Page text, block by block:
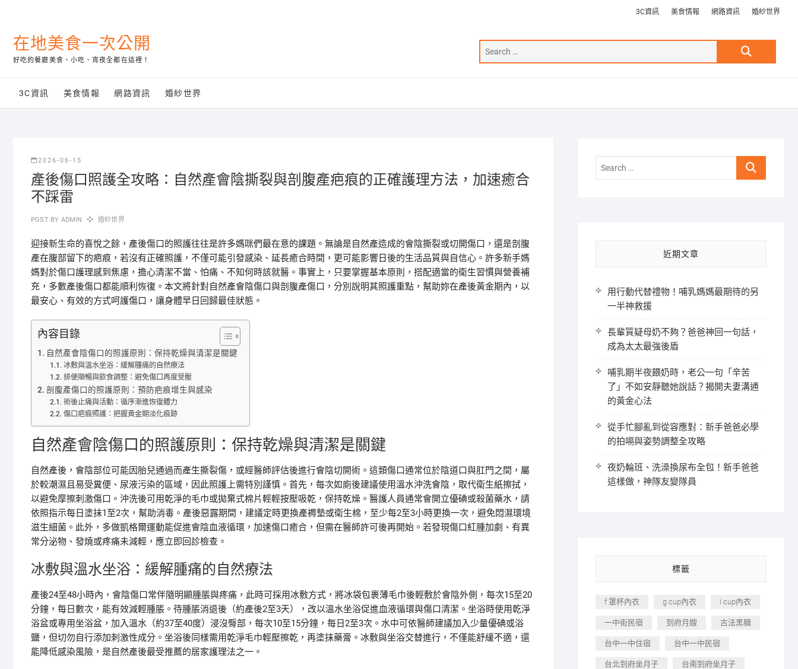
content
3C資訊 美食情報 網路資訊 婚紗世界
在地美食一次公開
好吃的餐廳美食、小吃、宵夜全都在這裡！
Search
3C資訊 美食情報 網路資訊 婚紗世界
2026-06-15
產後傷口照護全攻略：自然產會陰撕裂與剖腹產疤痕的正確護理方法，加速癒合
不踩雷
POST BY ADMIN 婚紗世界
迎接新生命的喜悅之餘，產後傷口的照護往往是許多媽咪們最在意的課題。無論是自然產造成的會陰撕裂或切開傷口，還是剖腹
產在腹部留下的疤痕，若沒有正確照護，不僅可能引發感染、延長癒合時間，更可能影響日後的生活品質與自信心。許多新手媽
媽對於傷口護理感到焦慮，擔心清潔不當、怕痛、不知何時該就醫。事實上，只要掌握基本原則，搭配適當的衛生習慣與營養補
充，多數產後傷口都能順利恢復。本文將針對自然產會陰傷口與剖腹產傷口，分別說明其照護重點，幫助妳在產後黃金期內，以
最安心、有效的方式呵護傷口，讓身體早日回歸最佳狀態。
內容目錄
自然產會陰傷口的照護原則：保持乾燥與清潔是關鍵
冰敷與溫水坐浴：緩解腫痛的自然療法
排便順暢與飲食調整：避免傷口再度受壓
剖腹產傷口的照護原則：預防疤痕增生與感染
術後止痛與活動：循序漸進恢復體力
傷口疤痕照護：把握黃金期淡化痕跡
自然產會陰傷口的照護原則：保持乾燥與清潔是關鍵
自然產後，會陰部位可能因胎兒通過而產生撕裂傷，或經醫師評估後進行會陰切開術。這類傷口通常位於陰道口與肛門之間，屬
於較潮濕且易受糞便、尿液污染的區域，因此照護上需特別謹慎。首先，每次如廁後建議使用溫水沖洗會陰，取代衛生紙擦拭，
以避免摩擦刺激傷口。沖洗後可用乾淨的毛巾或拋棄式棉片輕輕按壓吸乾，保持乾燥。醫護人員通常會開立優碘或殺菌藥水，請
依照指示每日塗抹1至2次，幫助消毒。產後惡露期間，建議定時更換產褥墊或衛生棉，至少每2至3小時更換一次，避免悶濕環境
滋生細菌。此外，多做凱格爾運動能促進會陰血液循環，加速傷口癒合，但需在醫師許可後再開始。若發現傷口紅腫加劇、有異
常分泌物、發燒或疼痛未減輕，應立即回診檢查。
冰敷與溫水坐浴：緩解腫痛的自然療法
產後24至48小時內，會陰傷口常伴隨明顯腫脹與疼痛，此時可採用冰敷方式，將冰袋包裹薄毛巾後輕敷於會陰外側，每次15至20
分鐘，每日數次，能有效減輕腫脹。待腫脹消退後（約產後2至3天），改以溫水坐浴促進血液循環與傷口清潔。坐浴時使用乾淨
浴盆或專用坐浴盆，加入溫水（約37至40度）浸沒臀部，每次10至15分鐘，每日2至3次。水中可依醫師建議加入少量優碘或浴
鹽，但切勿自行添加刺激性成分。坐浴後同樣需用乾淨毛巾輕壓擦乾，再塗抹藥膏。冰敷與坐浴交替進行，不僅能舒緩不適，還
能降低感染風險，是自然產後最受推薦的居家護理法之一。
Search
近期文章
用行動代替禮物！哺乳媽媽最期待的另
一半神救援
長輩質疑母奶不夠？爸爸神回一句話，
成為太太最強後盾
哺乳期半夜餵奶時，老公一句「辛苦
了」不如安靜聽她說話？揭開夫妻溝通
的黃金心法
從手忙腳亂到從容應對：新手爸爸必學
的拍嗝與姿勢調整全攻略
夜奶輪班、洗澡換尿布全包！新手爸爸
這樣做，神隊友變隊員
標籤
f 罩杯內衣 g cup內衣 i cup內衣
一中街民宿 到府月嫂 古法黑糖
台中一中住宿 台中一中民宿
台北到府坐月子 台南到府坐月子